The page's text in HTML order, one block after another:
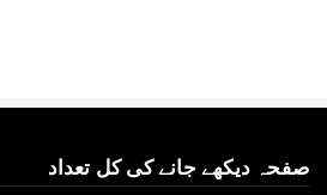
صفحہ دیکھے جانے کی کل تعداد